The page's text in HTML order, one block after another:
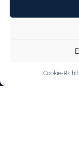
Cookie-